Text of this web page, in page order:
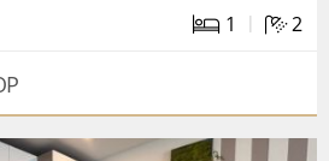
1 | 2